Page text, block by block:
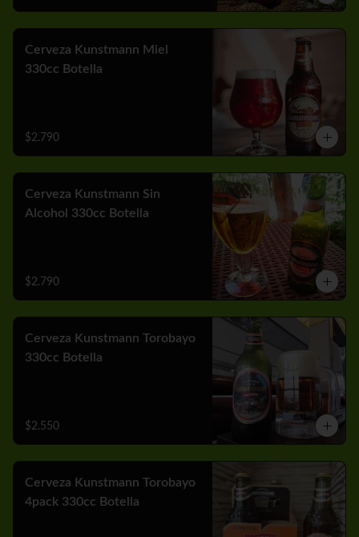
Cerveza Kunstmann Miel
330cc Botella
$2.790
Cerveza Kunstmann Sin
Alcohol 330cc Botella
$2.790
Cerveza Kunstmann Torobayo
330cc Botella
$2.550
Cerveza Kunstmann Torobayo
4pack 330cc Botella